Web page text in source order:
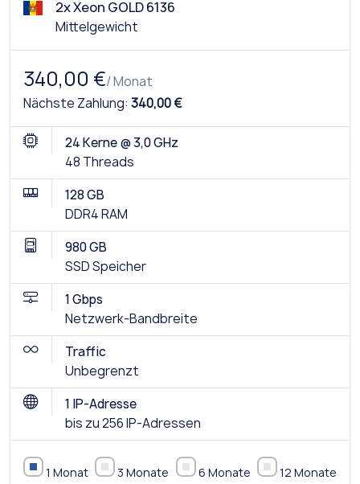
2x Xeon GOLD 6136
Mittelgewicht
340,00 €/ Monat
Nächste Zahlung: 340,00 €
24 Kerne @ 3,0 GHz
48 Threads
128 GB
DDR4 RAM
980 GB
SSD Speicher
1 Gbps
Netzwerk-Bandbreite
Traffic
Unbegrenzt
1 IP-Adresse
bis zu 256 IP-Adressen
1 Monat 3 Monate 6 Monate 12 Monate